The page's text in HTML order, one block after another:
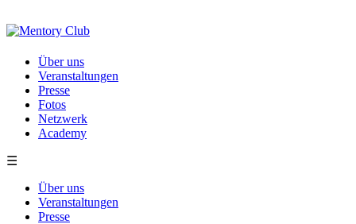
Über uns
Veranstaltungen
Presse
Fotos
Netzwerk
Academy
☰
Über uns
Veranstaltungen
Presse